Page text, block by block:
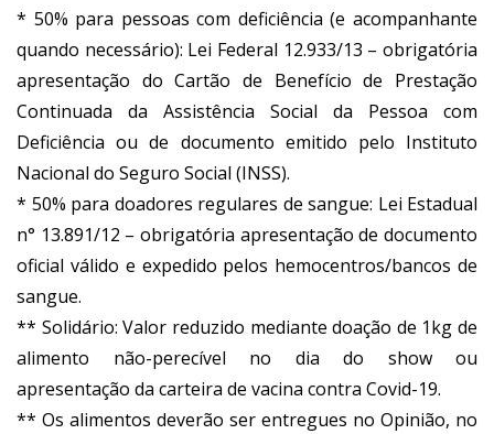
* 50% para pessoas com deficiência (e acompanhante
quando necessário): Lei Federal 12.933/13 – obrigatória
apresentação do Cartão de Benefício de Prestação
Continuada da Assistência Social da Pessoa com
Deficiência ou de documento emitido pelo Instituto
Nacional do Seguro Social (INSS).
* 50% para doadores regulares de sangue: Lei Estadual
n° 13.891/12 – obrigatória apresentação de documento
oficial válido e expedido pelos hemocentros/bancos de
sangue.
** Solidário: Valor reduzido mediante doação de 1kg de
alimento não-perecível no dia do show ou
apresentação da carteira de vacina contra Covid-19.
** Os alimentos deverão ser entregues no Opinião, no